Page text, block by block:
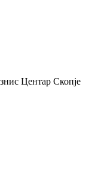
Центар Скопје